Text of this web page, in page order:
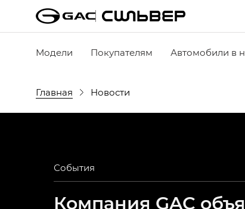
Модели Покупателям Автомобили в
Главная Новости
События
Компания GAC